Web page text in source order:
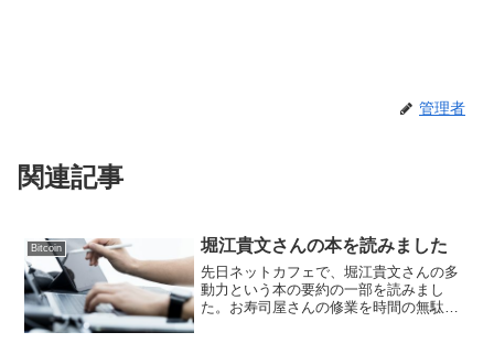
管理者
関連記事
Bitcoin 堀江貴文さんの本を読みました
先日ネットカフェで、堀江貴文さんの多
動力という本の要約の一部を読みまし
た。お寿司屋さんの修業を時間の無駄と